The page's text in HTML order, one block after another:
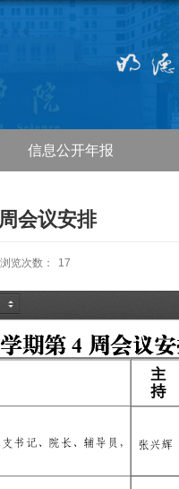
信息公开年报
会议安排
浏览次数： 17